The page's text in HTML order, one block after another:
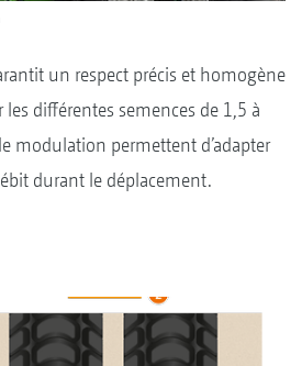
un respect précis et homogène
différentes semences de 1,5 à
modulation permettent d’adapter
durant le déplacement.